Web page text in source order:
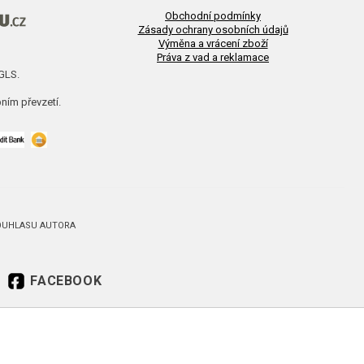
převzetí.
Obchodní podmínky
Zásady ochrany osobních údajů
Výměna a vrácení zboží
Práva z vad a reklamace
AUTORA
FACEBOOK